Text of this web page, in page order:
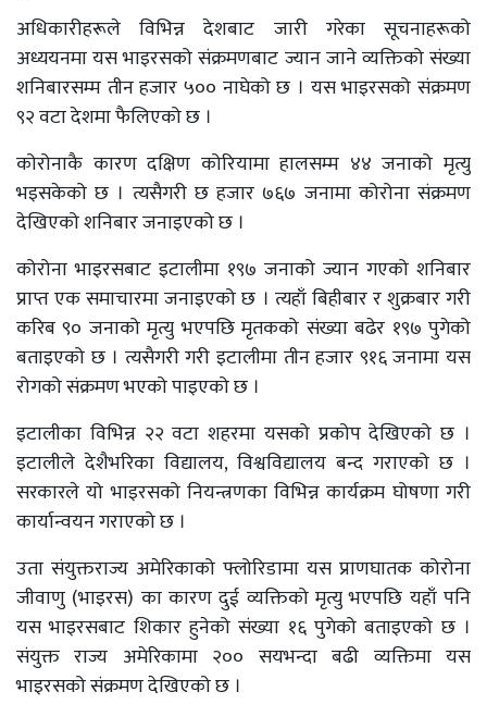
अधिकारीहरूले विभिन्न देशबाट जारी गरेका सूचनाहरूको
अध्ययनमा यस भाइरसको संक्रमणबाट ज्यान जाने व्यक्तिको संख्या
शनिबारसम्म तीन हजार ५०० नाघेको छ । यस भाइरसको संक्रमण
९२ वटा देशमा फैलिएको छ ।
कोरोनाकै कारण दक्षिण कोरियामा हालसम्म ४४ जनाको मृत्यु
भइसकेको छ । त्यसैगरी छ हजार ७६७ जनामा कोरोना संक्रमण
देखिएको शनिबार जनाइएको छ ।
कोरोना भाइरसबाट इटालीमा १९७ जनाको ज्यान गएको शनिबार
प्राप्त एक समाचारमा जनाइएको छ । त्यहाँ बिहीबार र शुक्रबार गरी
करिब ९० जनाको मृत्यु भएपछि मृतकको संख्या बढेर १९७ पुगेको
बताइएको छ । त्यसैगरी गरी इटालीमा तीन हजार ९१६ जनामा यस
रोगको संक्रमण भएको पाइएको छ ।
इटालीका विभिन्न २२ वटा शहरमा यसको प्रकोप देखिएको छ ।
इटालीले देशैभरिका विद्यालय, विश्वविद्यालय बन्द गराएको छ ।
सरकारले यो भाइरसको नियन्त्रणका विभिन्न कार्यक्रम घोषणा गरी
कार्यान्वयन गराएको छ ।
उता संयुक्तराज्य अमेरिकाको फ्लोरिडामा यस प्राणघातक कोरोना
जीवाणु (भाइरस) का कारण दुई व्यक्तिको मृत्यु भएपछि यहाँ पनि
यस भाइरसबाट शिकार हुनेको संख्या १६ पुगेको बताइएको छ ।
संयुक्त राज्य अमेरिकामा २०० सयभन्दा बढी व्यक्तिमा यस
भाइरसको संक्रमण देखिएको छ ।